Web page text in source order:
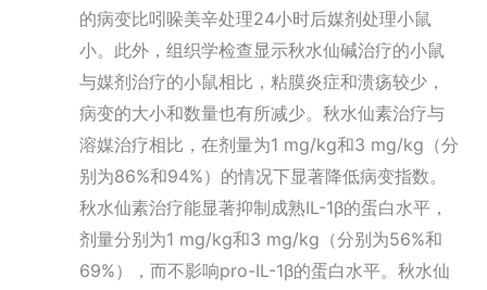
的病变比吲哚美辛处理24小时后媒剂处理小鼠
小。此外，组织学检查显示秋水仙碱治疗的小鼠
与媒剂治疗的小鼠相比，粘膜炎症和溃疡较少，
病变的大小和数量也有所减少。秋水仙素治疗与
溶媒治疗相比，在剂量为1 mg/kg和3 mg/kg（分
别为86%和94%）的情况下显著降低病变指数。
秋水仙素治疗能显著抑制成熟IL-1β的蛋白水平，
剂量分别为1 mg/kg和3 mg/kg（分别为56%和
69%），而不影响pro-IL-1β的蛋白水平。秋水仙